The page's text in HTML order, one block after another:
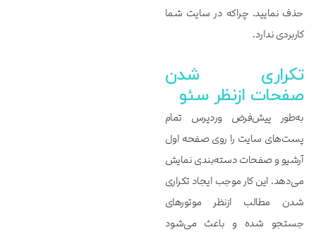
حذف نمایید. چراکه در سایت شما
کاربردی ندارد.
تکراری شدن
صفحات ازنظر سئو
به‌طور پیش‌فرض وردپرس تمام
پست‌های سایت را روی صفحه اول
آرشیو و صفحات دسته‌بندی نمایش
می‌دهد. این کار موجب ایجاد تکراری
شدن مطالب ازنظر موتورهای
جستجو شده و باعث می‌شود